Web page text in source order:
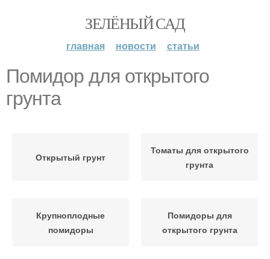
ЗЕЛЁНЫЙ САД
главная новости статьи
Помидор для открытого
грунта
Открытый грунт
Томаты для открытого
грунта
Крупноплодные
помидоры
Помидоры для
открытого грунта